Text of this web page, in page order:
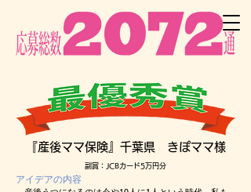
『産後ママ保険』千葉県 きぽママ様
副賞：JCBカード5万円分
アイデアの内容